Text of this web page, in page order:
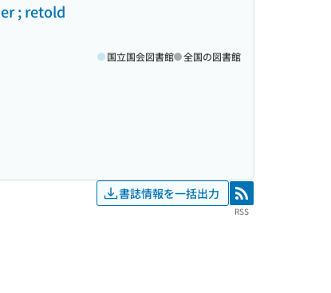
; retold
国立国会図書館 全国の図書館
書誌情報を一括出力 RSS
RSS